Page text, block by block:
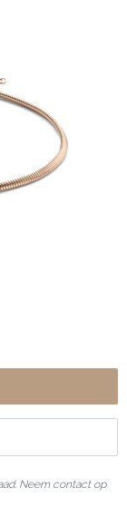
Neem contact op